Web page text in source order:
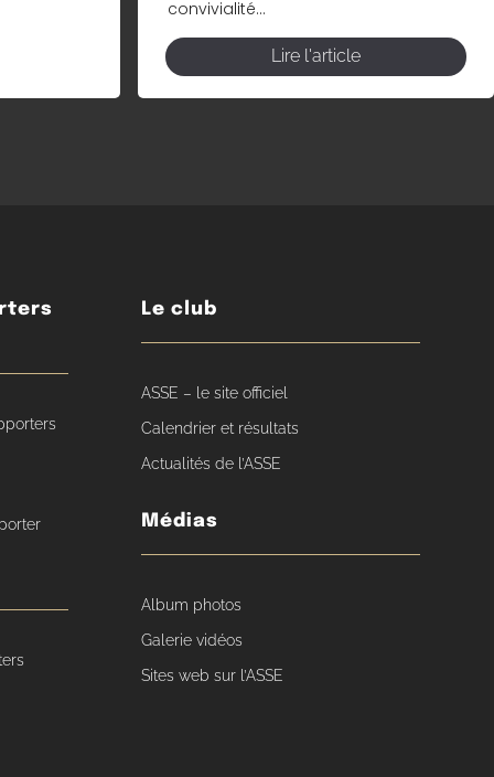
convivialité...
Lire l'article
Le club
ASSE – le site officiel
Calendrier et résultats
Actualités de l’ASSE
Médias
Album photos
Galerie vidéos
Sites web sur l’ASSE